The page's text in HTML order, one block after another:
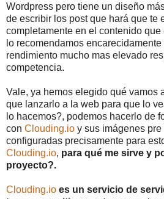
Wordpress pero tiene un diseño
de escribir los post que hará que te
completamente en el contenido
lo recomendamos
rendimiento mucho mas elevado
competencia.
Vale, ya hemos elegido qué vamos
que lanzarlo a la web para que lo
lo hacemos?, podemos hacerlo de
con Clouding.io y sus imágenes
configuradas precisamente para
Clouding.io, para qué me sirve y
proyecto?.
Clouding.io es un servicio de